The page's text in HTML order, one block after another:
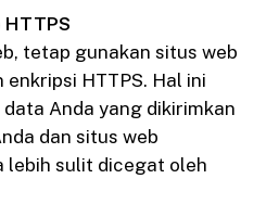
HTTPS
tetap gunakan situs web
HTTPS. Hal ini
Anda yang dikirimkan
dan situs web
lebih sulit dicegat oleh